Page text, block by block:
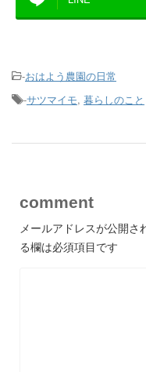
-おはよう農園の日常
-サツマイモ, 暮らしのこと
comment
メールアドレスが公開さ
る欄は必須項目です